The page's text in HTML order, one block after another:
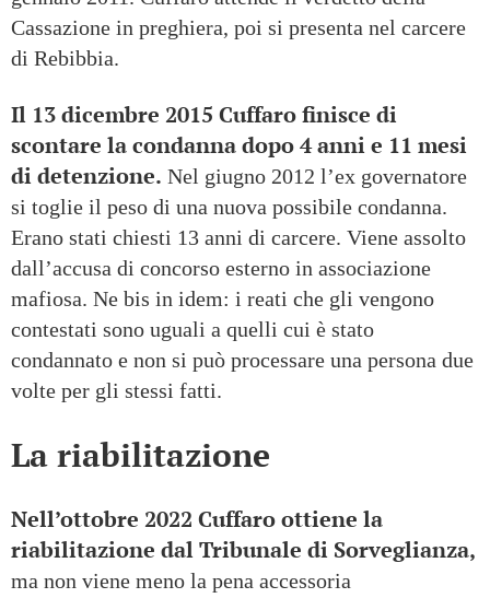
Cassazione in preghiera, poi si presenta nel carcere
di Rebibbia.
Il 13 dicembre 2015 Cuffaro finisce di
scontare la condanna dopo 4 anni e 11 mesi
di detenzione. Nel giugno 2012 l’ex governatore
si toglie il peso di una nuova possibile condanna.
Erano stati chiesti 13 anni di carcere. Viene assolto
dall’accusa di concorso esterno in associazione
mafiosa. Ne bis in idem: i reati che gli vengono
contestati sono uguali a quelli cui è stato
condannato e non si può processare una persona due
volte per gli stessi fatti.
La riabilitazione
Nell’ottobre 2022 Cuffaro ottiene la
riabilitazione dal Tribunale di Sorveglianza,
ma non viene meno la pena accessoria